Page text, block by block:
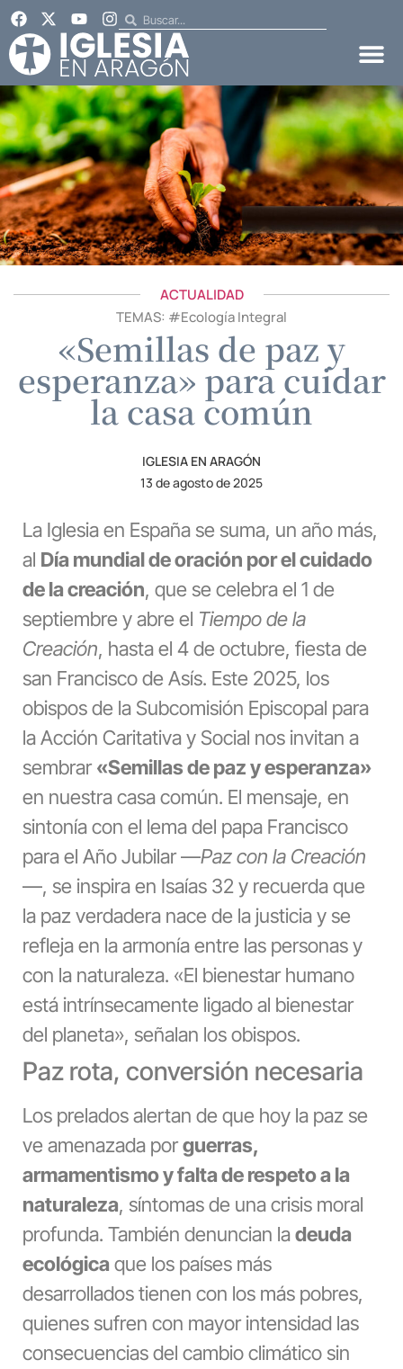
ACTUALIDAD
TEMAS: #Ecología Integral
«Semillas de paz y
esperanza» para cuidar
la casa común
IGLESIA EN ARAGÓN
13 de agosto de 2025
La Iglesia en España se suma, un año más,
al Día mundial de oración por el cuidado
de la creación, que se celebra el 1 de
septiembre y abre el Tiempo de la
Creación, hasta el 4 de octubre, fiesta de
san Francisco de Asís. Este 2025, los
obispos de la Subcomisión Episcopal para
la Acción Caritativa y Social nos invitan a
sembrar «Semillas de paz y esperanza»
en nuestra casa común. El mensaje, en
sintonía con el lema del papa Francisco
para el Año Jubilar —Paz con la Creación
—, se inspira en Isaías 32 y recuerda que
la paz verdadera nace de la justicia y se
refleja en la armonía entre las personas y
con la naturaleza. «El bienestar humano
está intrínsecamente ligado al bienestar
del planeta», señalan los obispos.
Paz rota, conversión necesaria
Los prelados alertan de que hoy la paz se
ve amenazada porguerras,
armamentismo y falta de respeto a la
naturaleza, síntomas de una crisis moral
profunda. También denuncian ladeuda
ecológica que los países más
desarrollados tienen con los más pobres,
quienes sufren con mayor intensidad las
consecuencias del cambio climático sin